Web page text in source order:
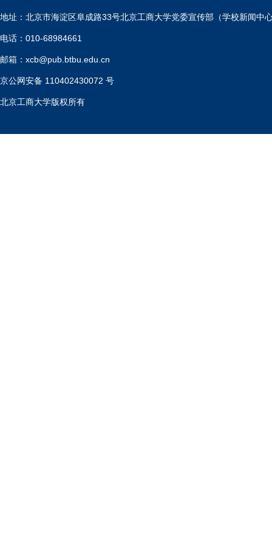
地址：北京市海淀区阜成路33号北京工商大学党委宣传部（学校新闻中
电话：010-68984661
邮箱：xcb@pub.btbu.edu.cn
京公网安备 110402430072 号
北京工商大学版权所有